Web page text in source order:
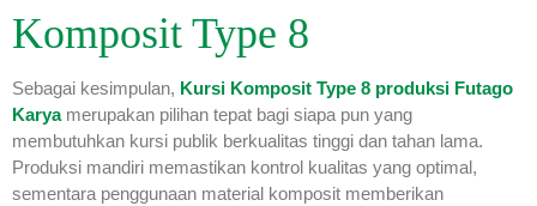
Komposit Type 8
Sebagai kesimpulan, Kursi Komposit Type 8 produksi Futago
Karyamerupakan pilihan tepat bagi siapa pun yang
membutuhkan kursi publik berkualitas tinggi dan tahan lama.
Produksi mandiri memastikan kontrol kualitas yang optimal,
sementara penggunaan material komposit memberikan